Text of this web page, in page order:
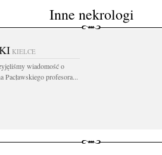
Inne nekrologi
KIELCE
wiadomość o
Pacławskiego profesora...